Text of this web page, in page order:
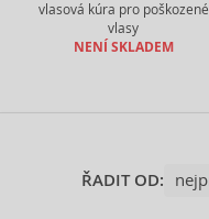
vlasová kúra pro poškozené
vlasy
NENÍ SKLADEM
ŘADIT OD: